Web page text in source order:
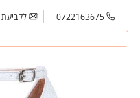
0722163675